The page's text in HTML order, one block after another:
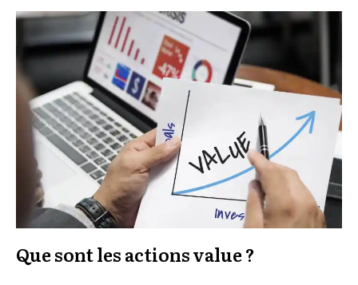
Que sont les actions value ?